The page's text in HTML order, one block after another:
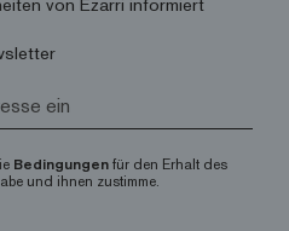
Bedingungen für den Erhalt des
und ihnen zustimme.